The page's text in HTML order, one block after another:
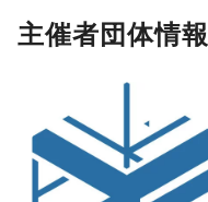
主催者団体情報